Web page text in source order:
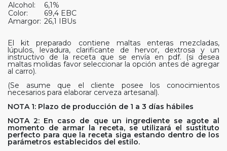
Alcohol:
6,1%
Color:
69,4 EBC
Amargor: 26,1 IBUs
El kit preparado contiene maltas enteras mezcladas,
lúpulos, levadura, clarificante de hervor, dextrosa y un
instructivo de la receta que se envía en pdf. (si desea
maltas molidas favor seleccionar la opción antes de agregar
al carro).
(Se asume que el cliente posee los conocimientos
necesarios para elaborar cerveza artesanal).
NOTA 1: Plazo de producción de 1 a 3 días hábiles
NOTA 2: En caso de que un ingrediente se agote al
momento de armar la receta, se utilizará el sustituto
perfecto para que la receta siga estando dentro de los
parámetros establecidos del estilo.